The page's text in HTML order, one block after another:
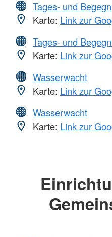
Tages- und
Karte: Link zur
Tages- und
Karte: Link zur
Wasserwacht
Karte: Link zur
Wasserwacht
Karte: Link zur